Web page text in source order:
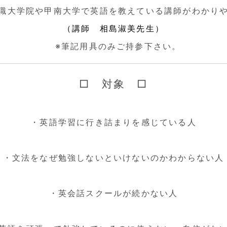
大学院や甲南大学で英語を教えている講師がわかり
（講師 相島淑美先生）
※筆記用具のみご持参下さい。
□ 対象 □
・英語学習に行き詰まりを感じている人
・文法をなぜ勉強しないといけないのかわからない人
・英会話スクールが続かない人